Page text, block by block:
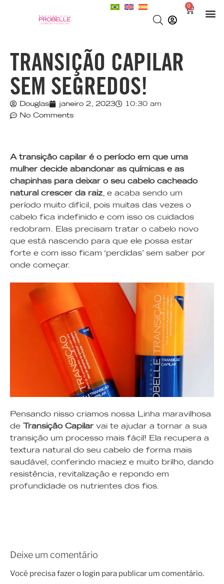
0
TRANSIÇÃO CAPILAR
SEM SEGREDOS!
Douglas janeiro 2, 2023
10:30 am
No Comments
A transição capilar é o período em que uma
mulher decide abandonar as químicas e as
chapinhas para deixar o seu cabelo cacheado
natural crescer da raiz, e acaba sendo um
período muito difícil, pois muitas das vezes o
cabelo fica indefinido e com isso os cuidados
redobram. Elas precisam tratar o cabelo novo
que está nascendo para que ele possa estar
forte e com isso ficam ‘perdidas’ sem saber por
onde começar.
Pensando nisso criamos nossa Linha maravilhosa
de Transição Capilar vai te ajudar a tornar a sua
transição um processo mais fácil! Ela recupera a
textura natural do seu cabelo de forma mais
saudável, conferindo maciez e muito brilho, dando
resistência, revitalização e repondo em
profundidade os nutrientes dos fios.
Deixe um comentário
Você precisa fazer o login para publicar um comentário.